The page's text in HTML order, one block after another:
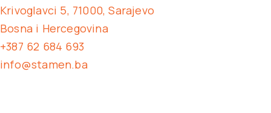
Krivoglavci 5, 71000, Sarajevo
Bosna i Hercegovina
+387 62 684 693
info@stamen.ba